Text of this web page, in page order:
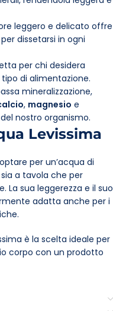
leggero e delicato offre
dissetarsi in ogni
per chi desidera
di alimentazione.
mineralizzazione,
, magnesio e
nostro organismo.
Levissima
per un’acqua di
a tavola che per
La sua leggerezza e il suo
adatta anche per i
è la scelta ideale per
corpo con un prodotto